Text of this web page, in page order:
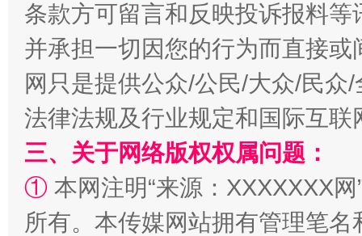
阿坝州三大球赛在茂县开幕 规模
条款方可留言和反映投诉报料
并承担一切因您的行为而直接
网只是提供公众/公民/大众/民
法律法规及行业规定和国际互
三、关于网络版权权属问题：
① 本网注明“来源：XXXXXXX
所有。本传媒网站拥有管理笔